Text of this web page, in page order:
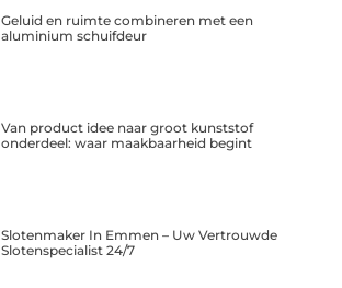
Geluid en ruimte combineren met een
aluminium schuifdeur
Van product idee naar groot kunststof
onderdeel: waar maakbaarheid begint
Slotenmaker In Emmen – Uw Vertrouwde
Slotenspecialist 24/7